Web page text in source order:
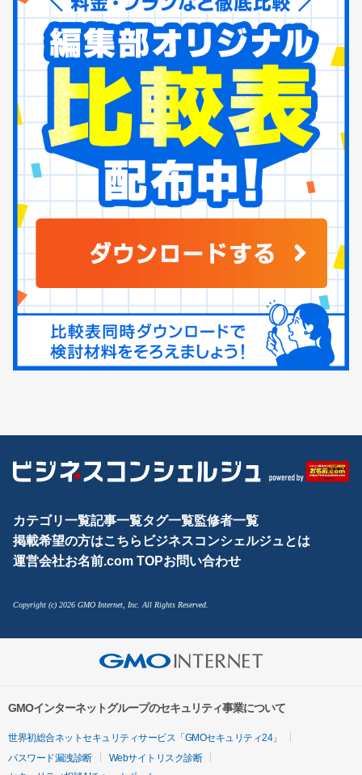
カテゴリ一覧記事一覧タグ一覧監修者一覧
掲載希望の方はこちら ビジネスコンシェルジュとは
運営会社お名前.com TOPお問い合わせ
Copyright (c) 2026 GMO Internet, Inc. All Rights Reserved.
GMOインターネットグループのセキュリティ事業について
世界初総合ネットセキュリティサービス「GMOセキュリティ24」
パスワード漏洩診断
Webサイトリスク診断